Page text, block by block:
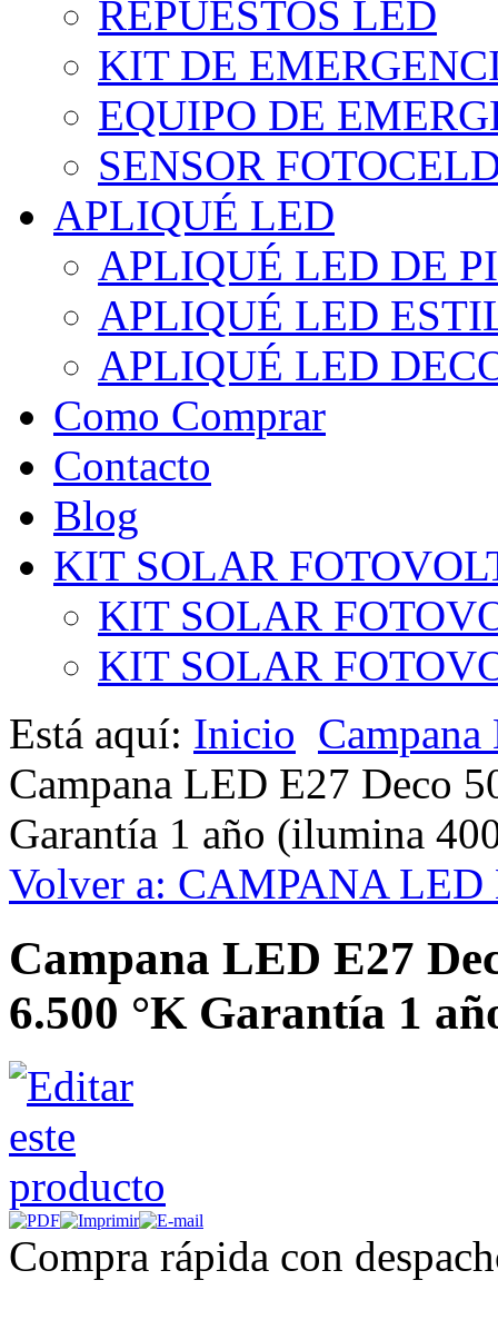
REPUESTOS LED
KIT DE
EQUIPO DE
SENSOR
APLIQUÉ LED
APLIQUÉ LED DE
APLIQUÉ LED
APLIQUÉ LED
Como Comprar
Contacto
Blog
KIT SOLAR
KIT SOLAR
KIT SOLAR
Está aquí: Inicio
Campana LED E27 Deco
Garantía 1 año (ilumina
Volver a: CAMPANA LED
Campana LED E27
6.500 °K Garantía 1
Compra rápida con